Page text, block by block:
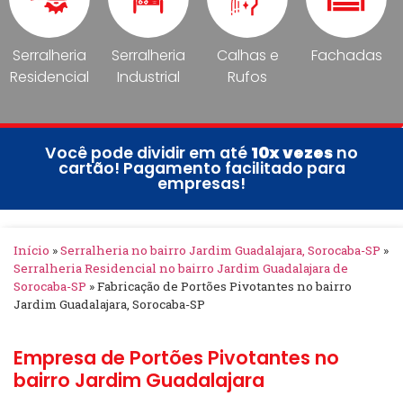
Serralheria
Residencial
Serralheria
Industrial
Calhas e
Rufos
Fachadas
Você pode dividir em até 10x vezes no
cartão! Pagamento facilitado para
empresas!
Início »Serralheria no bairro Jardim Guadalajara, Sorocaba-SP »
Serralheria Residencial no bairro Jardim Guadalajara de
Sorocaba-SP »Fabricação de Portões Pivotantes no bairro
Jardim Guadalajara, Sorocaba-SP
Empresa de Portões Pivotantes no
bairro Jardim Guadalajara